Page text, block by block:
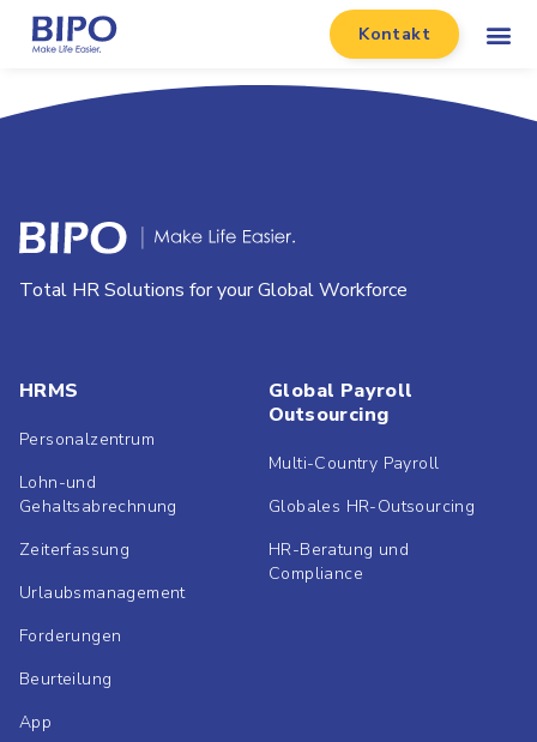
Kontakt
Total HR Solutions for your Global Workforce
HRMS
Personalzentrum
Lohn-und
Gehaltsabrechnung
Zeiterfassung
Urlaubsmanagement
Forderungen
Beurteilung
App
Global Payroll
Outsourcing
Multi-Country Payroll
Globales HR-Outsourcing
HR-Beratung und
Compliance